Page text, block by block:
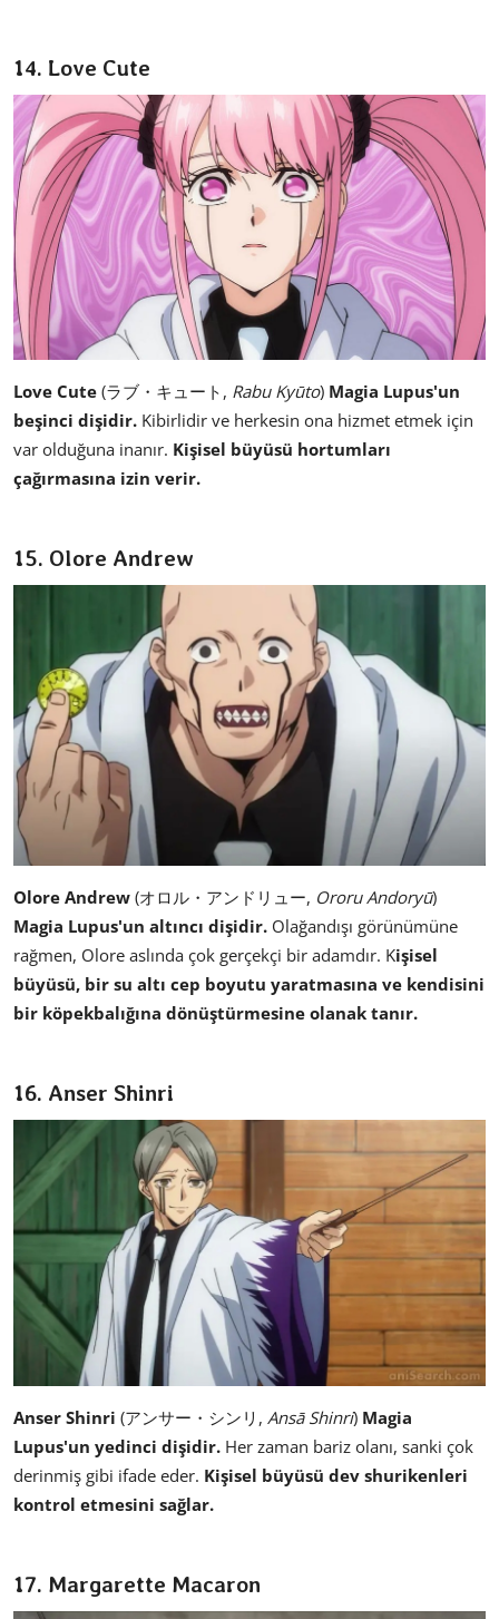
14. Love Cute
Love Cute (ラブ・キュート, Rabu Kyūto) Magia Lupus'un
beşinci dişidir. Kibirlidir ve herkesin ona hizmet etmek için
var olduğuna inanır. Kişisel büyüsü hortumları
çağırmasına izin verir.
15. Olore Andrew
Olore Andrew (オロル・アンドリュー, Ororu Andoryū)
Magia Lupus'un altıncı dişidir. Olağandışı görünümüne
rağmen, Olore aslında çok gerçekçi bir adamdır. Kişisel
büyüsü, bir su altı cep boyutu yaratmasına ve kendisini
bir köpekbalığına dönüştürmesine olanak tanır.
16. Anser Shinri
Anser Shinri (アンサー・シンリ, Ansā Shinri) Magia
Lupus'un yedinci dişidir. Her zaman bariz olanı, sanki çok
derinmiş gibi ifade eder. Kişisel büyüsü dev shurikenleri
kontrol etmesini sağlar.
17. Margarette Macaron